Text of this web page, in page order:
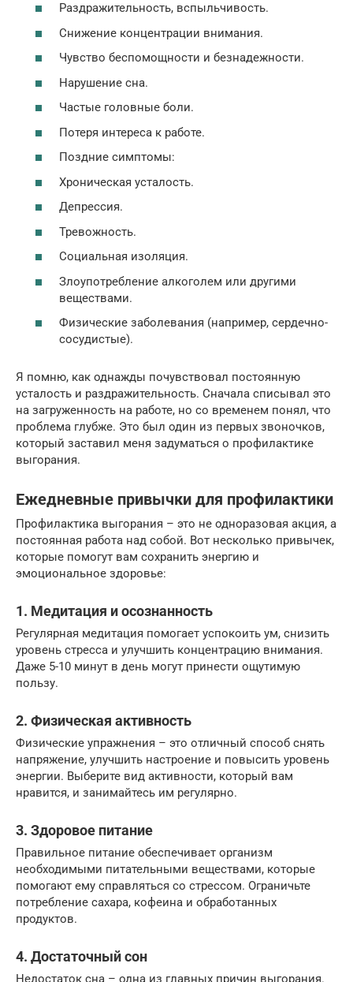
Раздражительность, вспыльчивость.
Снижение концентрации внимания.
Чувство беспомощности и безнадежности.
Нарушение сна.
Частые головные боли.
Потеря интереса к работе.
Поздние симптомы:
Хроническая усталость.
Депрессия.
Тревожность.
Социальная изоляция.
Злоупотребление алкоголем или другими
веществами.
Физические заболевания (например, сердечно-
сосудистые).
Я помню, как однажды почувствовал постоянную
усталость и раздражительность. Сначала списывал это
на загруженность на работе, но со временем понял, что
проблема глубже. Это был один из первых звоночков,
который заставил меня задуматься о профилактике
выгорания.
Ежедневные привычки для профилактики
Профилактика выгорания – это не одноразовая акция, а
постоянная работа над собой. Вот несколько привычек,
которые помогут вам сохранить энергию и
эмоциональное здоровье:
1. Медитация и осознанность
Регулярная медитация помогает успокоить ум, снизить
уровень стресса и улучшить концентрацию внимания.
Даже 5-10 минут в день могут принести ощутимую
пользу.
2. Физическая активность
Физические упражнения – это отличный способ снять
напряжение, улучшить настроение и повысить уровень
энергии. Выберите вид активности, который вам
нравится, и занимайтесь им регулярно.
3. Здоровое питание
Правильное питание обеспечивает организм
необходимыми питательными веществами, которые
помогают ему справляться со стрессом. Ограничьте
потребление сахара, кофеина и обработанных
продуктов.
4. Достаточный сон
Недостаток сна – одна из главных причин выгорания.